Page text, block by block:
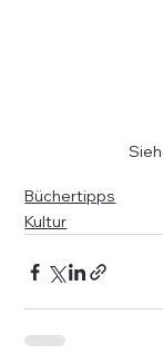
Büchertipps
Kultur